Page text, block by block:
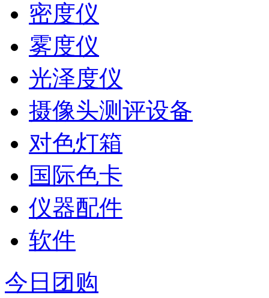
密度仪
雾度仪
光泽度仪
摄像头测评设备
对色灯箱
国际色卡
仪器配件
软件
今日团购